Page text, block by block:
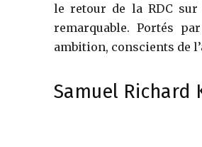
le retour de la RDC sur
remarquable. Portés
ambition, conscients de
Samuel Richard